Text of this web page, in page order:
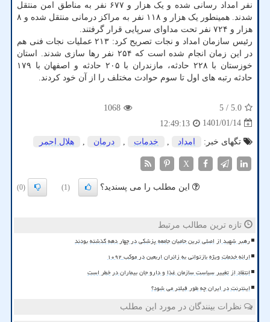
نفر امداد رسانی شده و یک هزار و ۶۷۷ نفر به مناطق امن منتقل
شدند. همینطور یک هزار و ۱۱۸ نفر به مراکز درمانی منتقل شده و ۸
هزار و ۷۲۴ نفر تحت مداوای سرپایی قرار گرفتند.
رئیس سازمان امداد و نجات تصریح کرد: ۲۱۳ عملیات نجات فنی هم
در این زمان انجام شده است که ۲۵۴ نفر رها سازی شدند. استان
خوزستان با ۲۲۸ حادثه، مازندران با ۲۰۵ حادثه و اصفهان با ۱۷۹
حادثه رتبه های اول تا سوم حوادث مختلف را از آن خود کردند.
5.0
/ 5
1068
1401/01/14
12:49:13
تگهای خبر:
امداد , خدمات , درمان , هلال احمر
X
این مطلب را می پسندید؟ (1)
(0)
تازه ترین مطالب مرتبط
رهبر شهید از اصلی ترین حامیان جامعه پزشکی در چهار دهه گذشته بودند
ارائه خدمات ویژه بازتوانی به زائران اربعین در موکب ۱۰۹۲
انتقاد از تغییر سیاست سازمان غذا و دارو جان بیماران در خطر است
اینترنت در ایران چه طور فیلتر می شود؟
نظرات بینندگان در مورد این مطلب